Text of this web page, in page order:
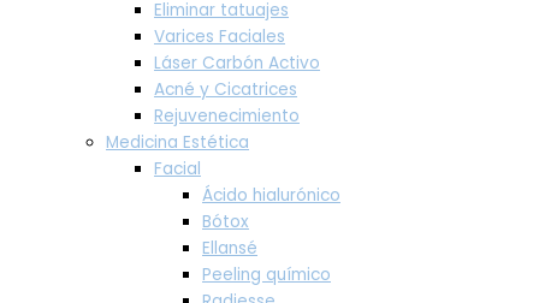
Eliminar tatuajes
Varices Faciales
Láser Carbón Activo
Acné y Cicatrices
Rejuvenecimiento
Medicina Estética
Facial
Ácido hialurónico
Bótox
Ellansé
Peeling químico